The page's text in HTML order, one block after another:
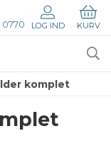
0770 LOG IND KURV
komplet